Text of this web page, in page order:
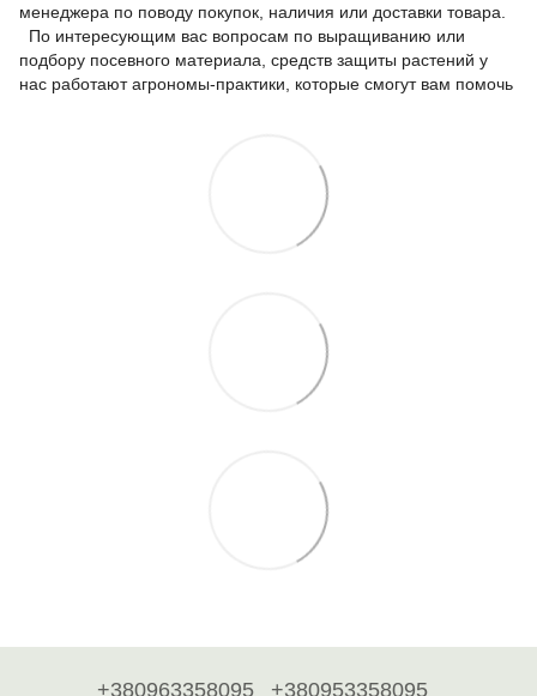
менеджера по поводу покупок, наличия или доставки товара.
По интересующим вас вопросам по выращиванию или
подбору посевного материала, средств защиты растений у
нас работают агрономы-практики, которые смогут вам помочь
+380963358095 +380953358095